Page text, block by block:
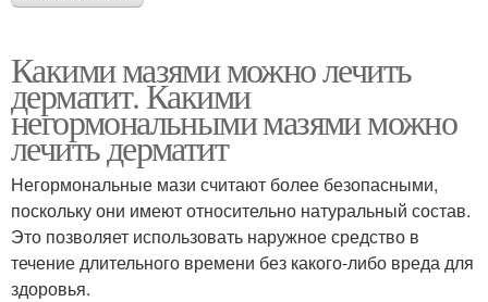
Какими мазями можно лечить
дерматит. Какими
негормональными мазями можно
лечить дерматит
Негормональные мази считают более безопасными,
поскольку они имеют относительно натуральный состав.
Это позволяет использовать наружное средство в
течение длительного времени без какого-либо вреда для
здоровья.